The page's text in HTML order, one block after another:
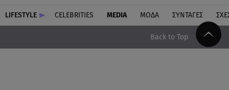
LIFESTYLE CELEBRITIES MEDIA ΜΟΔΑ ΣΥΝΤΑΓΕΣ
Back to Top